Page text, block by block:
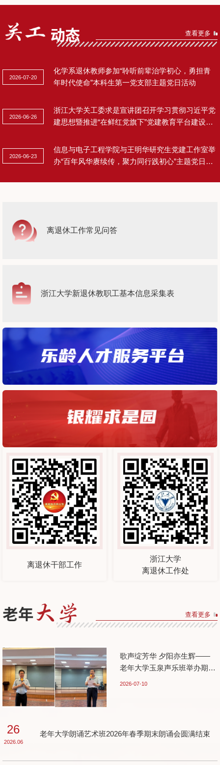
查看更多
2026-07-20
化学系退休教师参加“聆听前辈治学初心，勇担青
年时代使命”本科生第一党支部主题党日活动
2026-06-26
浙江大学关工委求是宣讲团召开学习贯彻习近平党
建思想暨推进“在鲜红党旗下”党建教育平台建设工
2026-06-23
信息与电子工程学院与王明华研究生党建工作室举
办“百年风华赓续传，聚力同行践初心”主题党日活
离退休工作常见问答
浙江大学新退休教职工基本信息采集表
离退休干部工作
浙江大学
离退休工作处
查看更多
歌声绽芳华 夕阳亦生辉——
老年大学玉泉声乐班举办期末
2026-07-10
26
2026.06
老年大学朗诵艺术班2026年春季期末朗诵会圆满结束